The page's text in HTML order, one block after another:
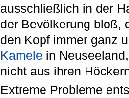
ausschließlich in der
der Bevölkerung bloß,
den Kopf immer ganz
Kamele in
nicht aus ihren
Extreme Probleme